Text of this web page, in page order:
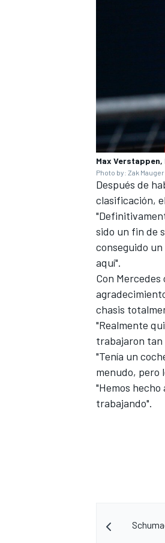
MÁS CATEGORÍAS
Max
Photo by: Zak
Después de
clasificación,
sido un fin de
conseguido
aquí".
Con
chasis
"Realmente
trabajaron tan
"Tenía un
menudo, pero
"Hemos
trabajando".